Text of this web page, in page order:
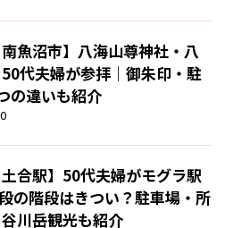
南魚沼市】八海山尊神社・八
代夫婦が参拝｜御朱印・駐
の違いも紹介
土合駅】50代夫婦がモグラ駅
の階段はきつい？駐車場・所
川岳観光も紹介